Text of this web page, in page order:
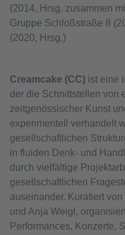
(2014, Hrsg. zusammen
Gruppe Schloßstraße 8
(2020, Hrsg.)
Creamcake (CC) ist eine
der die Schnittstellen von
zeitgenössischer Kunst
experimentell verhandelt
gesellschaftlichen
in fluiden Denk- und
durch vielfältige
gesellschaftlichen
auseinander. Kuratiert
und Anja Weigl,
Performances, Konzerte,